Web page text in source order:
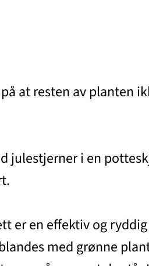
at resten av planten
julestjerner i en
er en effektiv og
med grønne